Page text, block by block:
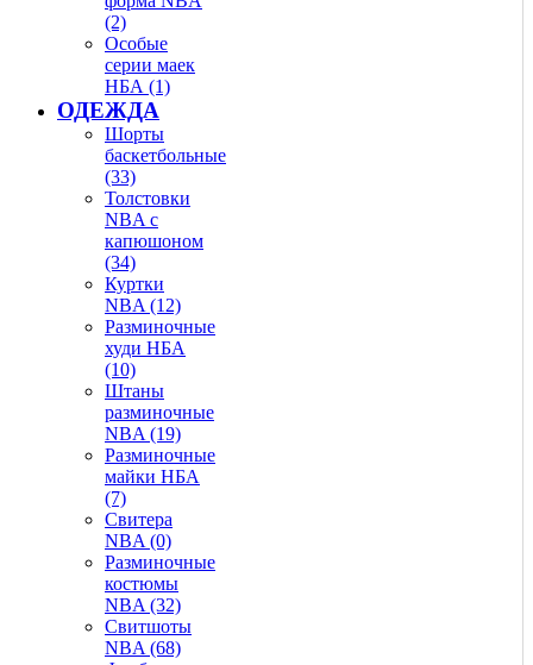
(2)
Особые
серии маек
НБА (1)
ОДЕЖДА
Шорты
баскетбольные
(33)
Толстовки
NBA с
капюшоном
(34)
Куртки
NBA (12)
Разминочные
худи НБА
(10)
Штаны
разминочные
NBA (19)
Разминочные
майки НБА
(7)
Свитера
NBA (0)
Разминочные
костюмы
NBA (32)
Свитшоты
NBA (68)